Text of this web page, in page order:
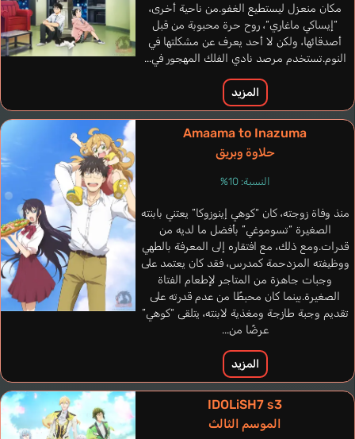
Stone Doug
إنجليزي
Ootsuka Akio
Price Jamieson
مكان منعزل ليستطيع الغفو.من ناحية أخرى،
“إيساكي ماغاري“، روح حرة محبوبة من قبل
أصدقائها، ولكن لا أحد يعرف عن مشكلتها في
النوم.تستخدم مرصد نادي الفلك المهجور في...
المزيد
Amaama to Inazuma
حلاوة وبريق
النسبة: 10%
منذ وفاة زوجته، كان “كوهي إينوزوكا” يعتني بابنته
الصغيرة “تسوموغي” بأفضل ما لديه من
قدرات.ومع ذلك، مع افتقاره إلى المعرفة بالطهي
ووظيفته المزدحمة كمدرس، فقد كان يعتمد على
وجبات جاهزة من المتاجر لإطعام الفتاة
الصغيرة.بينما كان محبطًا من عدم قدرته على
تقديم وجبة طازجة ومغذية لابنته، يتلقى “كوهي”
عرضًا من...
المزيد
IDOLiSH7 s3
الموسم الثالث